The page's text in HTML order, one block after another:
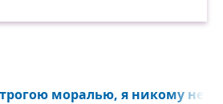
моралью, я никому не